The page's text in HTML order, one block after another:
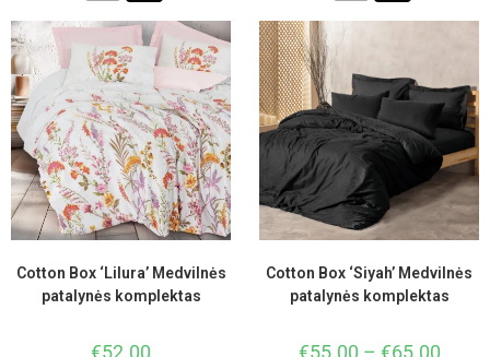
Cotton Box ‘Lilura’ Medvilnės
patalynės komplektas
€52.00
Cotton Box ‘Siyah’ Medvilnės
patalynės komplektas
€55.00 – €65.00